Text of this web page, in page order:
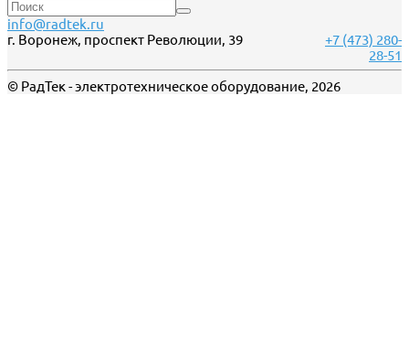
info@radtek.ru
г. Воронеж, проспект Революции, 39
+7 (473) 280-
28-51
© РадТек - электротехническое оборудование, 2026